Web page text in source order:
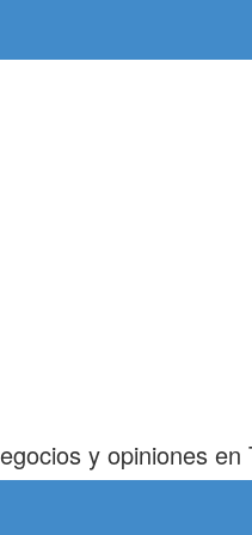
y opiniones en